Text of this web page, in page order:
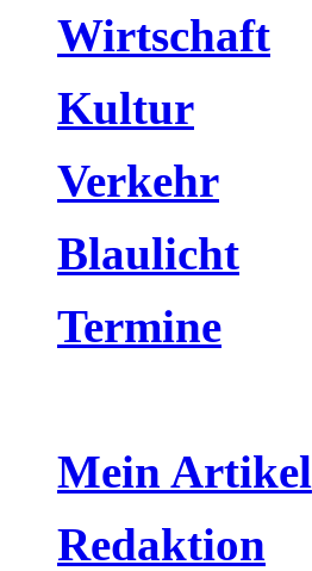
Wirtschaft
Kultur
Verkehr
Blaulicht
Termine
Mein Artikel
Redaktion